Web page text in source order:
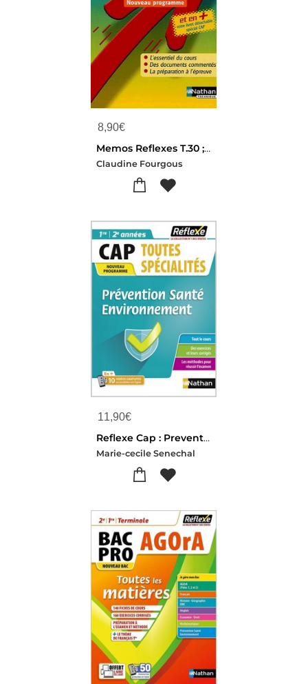
8,90€
Memos Reflexes T.30 ; Vie Sociale Et Professionnelle ; Cap ; Memo (edition 2004)
Claudine Fourgous
11,90€
Reflexe Cap : Prevention Sante Environnement ; 1re/2de Annees ; Toutes Specialites (edition 2023)
Marie-cecile Senechal